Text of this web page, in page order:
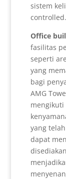
sistem
controlled.
Office
fasilitas
seperti
yang
bagi
AMG
mengikuti
yang
dapat